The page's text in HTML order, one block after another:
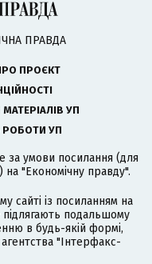
ПРАВДА
ПРОЄКТ
УП
РОБОТИ УП
за умови посилання (для
на "Економічну правду".
сайті із посиланням на
підлягають подальшому
в будь-якій формі,
"Інтерфакс-